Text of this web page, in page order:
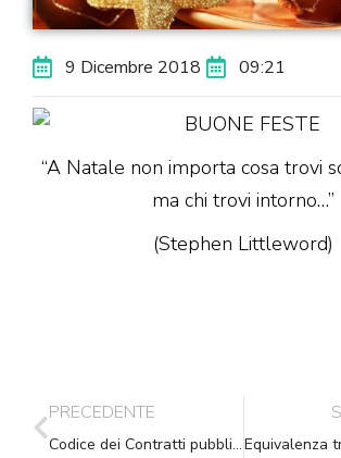
9 Dicembre 2018 09:21
“A Natale non importa cosa trovi
ma chi trovi intorno…”
(Stephen Littleword)
PRECEDENTE
Codice dei Contratti pubblici: i chiarimenti dell’ANAC sugli acquisti di importo inferiore ad € 1.000